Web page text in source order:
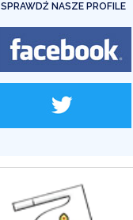
SPRAWDŹ NASZE PROFILE